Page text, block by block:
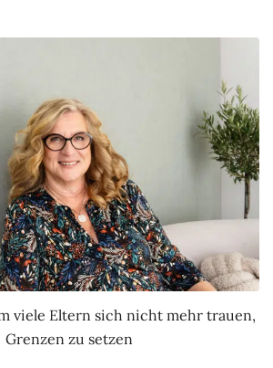
viele Eltern sich nicht mehr trauen,
Grenzen zu setzen